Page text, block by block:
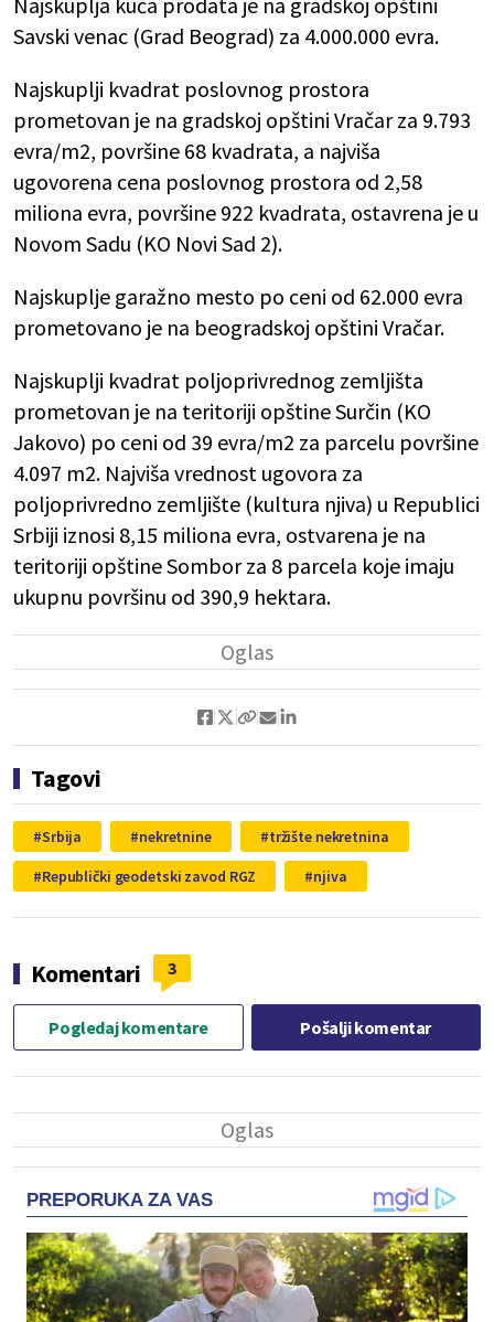
Savski venac (Grad Beograd) za 4.000.000 evra.
Najskuplji kvadrat poslovnog prostora
prometovan je na gradskoj opštini Vračar za 9.793
evra/m2, površine 68 kvadrata, a najviša
ugovorena cena poslovnog prostora od 2,58
miliona evra, površine 922 kvadrata, ostavrena je u
Novom Sadu (KO Novi Sad 2).
Najskuplje garažno mesto po ceni od 62.000 evra
prometovano je na beogradskoj opštini Vračar.
Najskuplji kvadrat poljoprivrednog zemljišta
prometovan je na teritoriji opštine Surčin (KO
Jakovo) po ceni od 39 evra/m2 za parcelu površine
4.097 m2. Najviša vrednost ugovora za
poljoprivredno zemljište (kultura njiva) u Republici
Srbiji iznosi 8,15 miliona evra, ostvarena je na
teritoriji opštine Sombor za 8 parcela koje imaju
ukupnu površinu od 390,9 hektara.
Tagovi
Srbija nekretnine
tržište nekretnina
Republički geodetski zavod RGZ
njiva
Komentari 3
Pogledaj komentare Pošalji komentar
PREPORUKA ZA VAS